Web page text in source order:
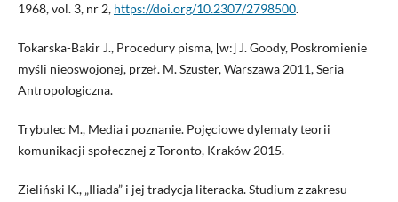
1968, vol. 3, nr 2, https://doi.org/10.2307/2798500.
Tokarska-Bakir J., Procedury pisma, [w:] J. Goody, Poskromienie
myśli nieoswojonej, przeł. M. Szuster, Warszawa 2011, Seria
Antropologiczna.
Trybulec M., Media i poznanie. Pojęciowe dylematy teorii
komunikacji społecznej z Toronto, Kraków 2015.
Zieliński K., „Iliada” i jej tradycja literacka. Studium z zakresu